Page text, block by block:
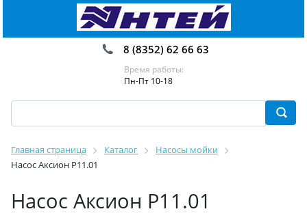
8 (8352) 62 66 63
Время работы:
Пн-Пт 10-18
Главная страница Каталог
Насосы мойки
Насос Аксион Р11.01
Насос Аксион Р11.01